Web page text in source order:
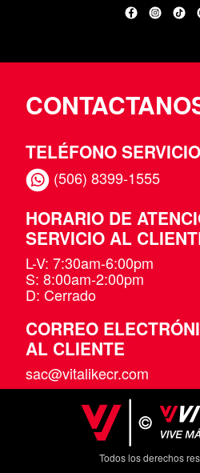
Facebook
TELÉFONO
(506) 8399-1555
HORARIO DE
SERVICIO AL
L-V: 7:30am-6:00pm
S: 8:00am-2:00pm
D: Cerrado
CORREO
AL CLIENTE
sac@vitalikecr.com
Todos los derechos